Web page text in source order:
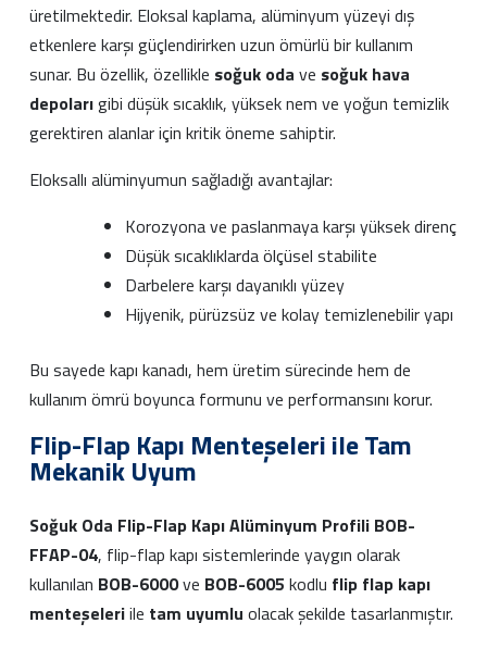
üretilmektedir. Eloksal kaplama, alüminyum yüzeyi dış
etkenlere karşı güçlendirirken uzun ömürlü bir kullanım
sunar. Bu özellik, özellikle soğuk oda ve soğuk hava
depolarıgibi düşük sıcaklık, yüksek nem ve yoğun temizlik
gerektiren alanlar için kritik öneme sahiptir.
Eloksallı alüminyumun sağladığı avantajlar:
Korozyona ve paslanmaya karşı yüksek direnç
Düşük sıcaklıklarda ölçüsel stabilite
Darbelere karşı dayanıklı yüzey
Hijyenik, pürüzsüz ve kolay temizlenebilir yapı
Bu sayede kapı kanadı, hem üretim sürecinde hem de
kullanım ömrü boyunca formunu ve performansını korur.
Flip-Flap Kapı Menteşeleri ile Tam
Mekanik Uyum
Soğuk Oda Flip-Flap Kapı Alüminyum Profili BOB-
FFAP-04, flip-flap kapı sistemlerinde yaygın olarak
kullanılan BOB-6000ve BOB-6005 kodlu flip flap kapı
menteşeleriile tam uyumlu olacak şekilde tasarlanmıştır.